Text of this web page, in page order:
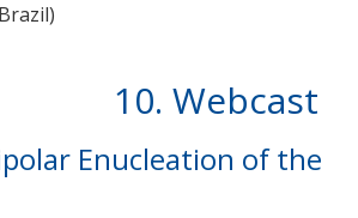
10. Webcast
Enucleation of the